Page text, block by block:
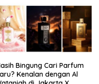
“Penguatan dan
Organisasi
yang Berbasis Riset di
Indonesia dan
Bingung Cari Parfum
Kenalan dengan Al